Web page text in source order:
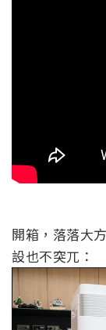
開箱，落落大
設也不突兀：